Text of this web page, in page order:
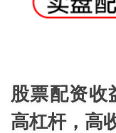
股票配资收
高杠杆，高